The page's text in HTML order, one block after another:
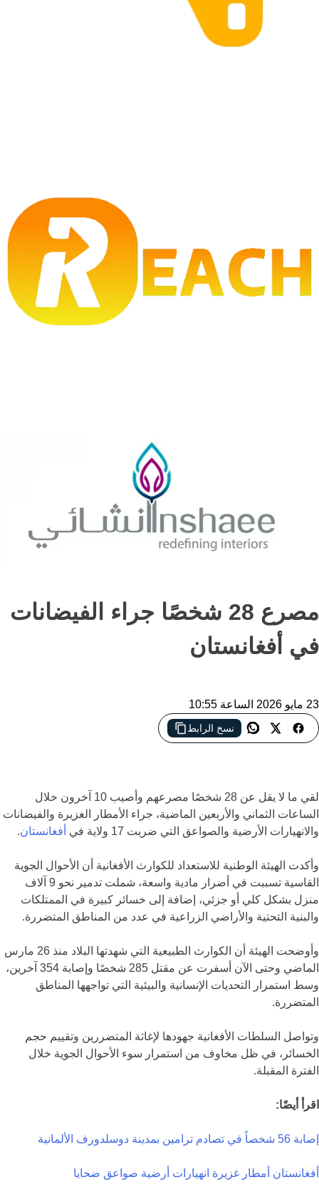
مصرع 28 شخصًا جراء الفيضانات
في أفغانستان
23 مايو 2026 الساعة 10:55
نسخ الرابط
فيضانات وأمطار مدمرة تحصد عشرات الأرواح وتخلّف خسائر واسعة
لقي ما لا يقل عن 28 شخصًا مصرعهم وأصيب 10 آخرون خلال
الساعات الثماني والأربعين الماضية، جراء الأمطار الغزيرة والفيضانات
والانهيارات الأرضية والصواعق التي ضربت 17 ولاية في
أفغانستان.
وأكدت الهيئة الوطنية للاستعداد للكوارث الأفغانية أن الأحوال الجوية
القاسية تسببت في أضرار مادية واسعة، شملت تدمير نحو 9 آلاف
منزل بشكل كلي أو جزئي، إضافة إلى خسائر كبيرة في الممتلكات
والبنية التحتية والأراضي الزراعية في عدد من المناطق المتضررة.
وأوضحت الهيئة أن الكوارث الطبيعية التي شهدتها البلاد منذ 26 مارس
الماضي وحتى الآن أسفرت عن مقتل 285 شخصًا وإصابة 354 آخرين،
وسط استمرار التحديات الإنسانية والبيئية التي تواجهها المناطق
المتضررة.
وتواصل السلطات الأفغانية جهودها لإغاثة المتضررين وتقييم حجم
الخسائر، في ظل مخاوف من استمرار سوء الأحوال الجوية خلال
الفترة المقبلة.
اقرأ أيضًا:
إصابة 56 شخصاً في تصادم ترامين بمدينة دوسلدورف الألمانية
أفغانستان أمطار غزيرة انهيارات أرضية صواعق ضحايا